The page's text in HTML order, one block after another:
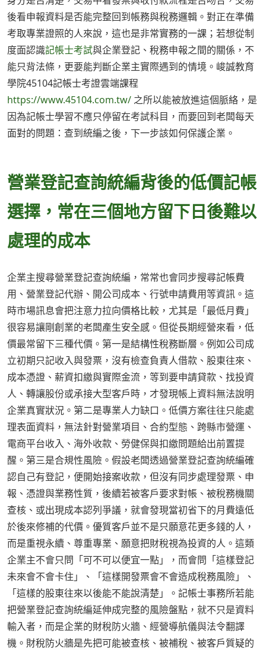
後看申報資料是否能完整回到帳務與稅務邏輯。對正在準備
考取專業證照的人來說，這也是非常實務的一課；若想從制
度面認識記帳士考試與企業登記、稅務申報之間的關係，不
能只背法條，更要能判斷企業主實際遇到的情境。峻誠教育
學院45104記帳士考證雲端課程
https://www.45104.com.tw/ 之所以能被放進這個脈絡，是
因為記帳士學習不應只停留在考試科目，而要回到老闆每天
面對的問題：查到統編之後，下一步該如何保護企業。
營業登記查詢統編背後的低價記帳
選擇，常在三個地方留下日後難以
處理的成本
企業主搜尋營業登記查詢統編，常常也會同步搜尋記帳費
用、營業登記代辦、開公司成本、行號申請費用等資訊。這
時市場訊息會把注意力拉向價格比較，尤其是「最低月費」
很容易讓剛創業的老闆產生安全感。但從長期經營來看，低
價最常留下三種代價。第一是結構性稅務斷層。例如公司成
立初期只記收入與發票，沒有檢查負責人借款、股東往來、
成本憑證、薪資扣繳與實際金流，等到要申請貸款、找投資
人、轉讓股份或承接大型客戶時，才發現帳上資料無法說明
企業真實狀況。第二是專業人力缺口。低價方案往往只能處
理表面資料，無法針對營業項目、合約型態、跨縣市營運、
電商平台收入、海外收款、勞健保與扣繳問題給出前置提
醒。第三是合規性風險。假設老闆透過營業登記查詢統編確
認自己有登記，便開始接案收款，但沒有同步處理發票、申
報、憑證與業務性質，後續若被客戶要求對帳、被稅務機關
查核、或出現成本認列爭議，就會發現當初省下的月費遠低
於後來修補的代價。優質客戶並不是只願意花更多錢的人，
而是重視永續、尊重專業、願意把財稅視為投資的人。這類
企業主不會只問「可不可以便宜一點」，而會問「這樣登記
未來會不會卡住」、「這樣開發票會不會造成稅務風險」、
「這樣的股東往來以後能不能說清楚」。記帳士事務所若能
把營業登記查詢統編延伸成完整的風險盤點，就不只是資料
輸入者，而是企業的財稅防火牆、經營導航儀與法令翻譯
機。財稅防火牆是先把可能被查核、被補稅、被客戶質疑的